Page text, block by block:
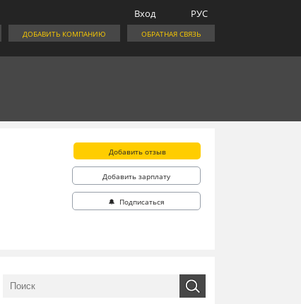
РУС
Вход
ОБРАТНАЯ СВЯЗЬ
ДОБАВИТЬ КОМПАНИЮ
Добавить отзыв
Добавить зарплату
🔔 Подписаться